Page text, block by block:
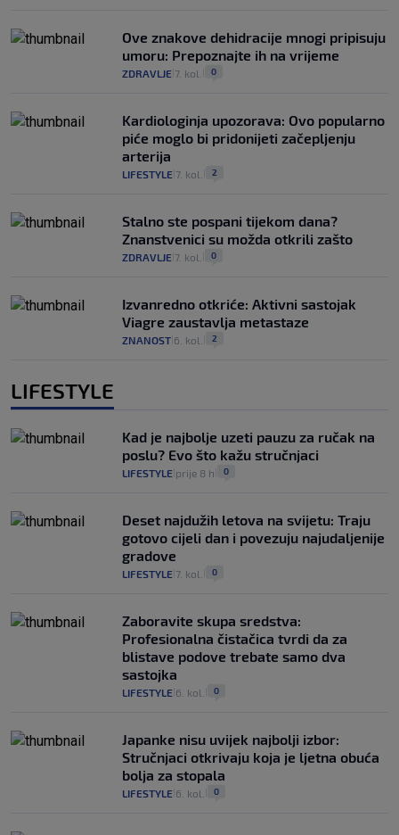
Ove znakove dehidracije mnogi pripisuju
umoru: Prepoznajte ih na vrijeme
ZDRAVLJE 7. kol. 0
Kardiologinja upozorava: Ovo popularno
piće moglo bi pridonijeti začepljenju
arterija
LIFESTYLE 7. kol. 2
Stalno ste pospani tijekom dana?
Znanstvenici su možda otkrili zašto
ZDRAVLJE 7. kol. 0
Izvanredno otkriće: Aktivni sastojak
Viagre zaustavlja metastaze
ZNANOST 6. kol. 2
LIFESTYLE
Kad je najbolje uzeti pauzu za ručak na
poslu? Evo što kažu stručnjaci
LIFESTYLE prije 8 h 0
Deset najdužih letova na svijetu: Traju
gotovo cijeli dan i povezuju najudaljenije
gradove
LIFESTYLE 7. kol. 0
Zaboravite skupa sredstva:
Profesionalna čistačica tvrdi da za
blistave podove trebate samo dva
sastojka
LIFESTYLE 6. kol. 0
Japanke nisu uvijek najbolji izbor:
Stručnjaci otkrivaju koja je ljetna obuća
bolja za stopala
LIFESTYLE 6. kol. 0